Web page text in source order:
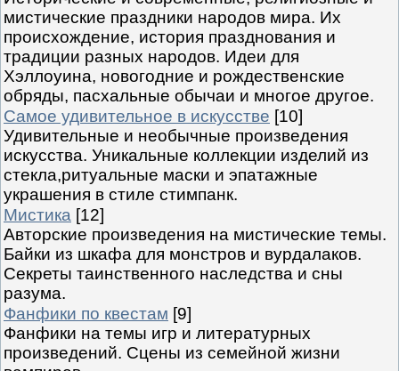
мистические праздники народов мира. Их
происхождение, история празднования и
традиции разных народов. Идеи для
Хэллоуина, новогодние и рождественские
обряды, пасхальные обычаи и многое другое.
Самое удивительное в искусстве [10]
Удивительные и необычные произведения
искусства. Уникальные коллекции изделий из
стекла,ритуальные маски и эпатажные
украшения в стиле стимпанк.
Мистика [12]
Авторские произведения на мистические темы.
Байки из шкафа для монстров и вурдалаков.
Секреты таинственного наследства и сны
разума.
Фанфики по квестам [9]
Фанфики на темы игр и литературных
произведений. Сцены из семейной жизни